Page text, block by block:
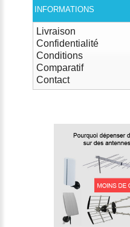
INFORMATIONS
Livraison
Confidentialité
Conditions
Comparatif
Contact